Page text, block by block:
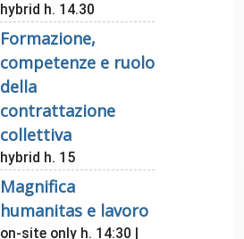
hybrid h. 14.30
Formazione,
competenze e ruolo
della
contrattazione
collettiva
hybrid h. 15
Magnifica
humanitas e lavoro
on-site only h. 14:30 |